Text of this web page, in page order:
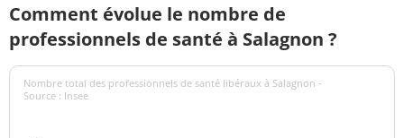
Comment évolue le nombre de
professionnels de santé à Salagnon ?
Nombre total des professionnels de santé libéraux à Salagnon -
Source : Insee